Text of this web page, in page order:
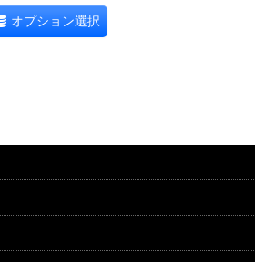
オプション選択